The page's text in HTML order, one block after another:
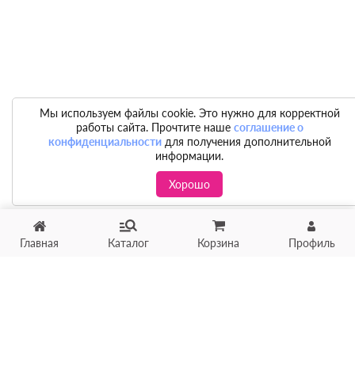
Главная Каталог Корзина Профиль
Мы используем файлы cookie. Это нужно для корректной
работы сайта. Прочтите наше соглашение о
конфиденциальностидля получения дополнительной
информации.
Хорошо